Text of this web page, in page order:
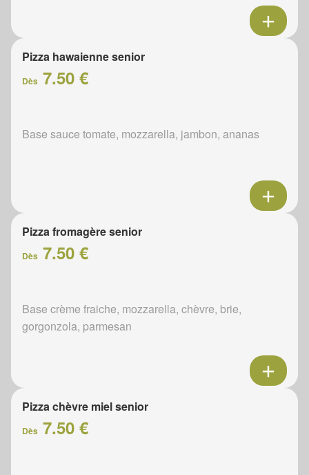
Pizza hawaienne senior
Dès 7.50 €
Base sauce tomate, mozzarella, jambon, ananas
Pizza fromagère senior
Dès 7.50 €
Base crème fraiche, mozzarella, chèvre, brie,
gorgonzola, parmesan
Pizza chèvre miel senior
Dès 7.50 €